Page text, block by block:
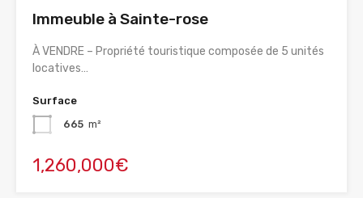
Immeuble à Sainte-rose
À VENDRE – Propriété touristique composée de 5 unités
locatives…
Surface
665 m²
1,260,000€